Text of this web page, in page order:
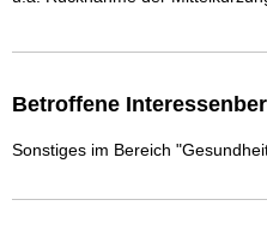
Betroffene
Sonstiges im Bereich